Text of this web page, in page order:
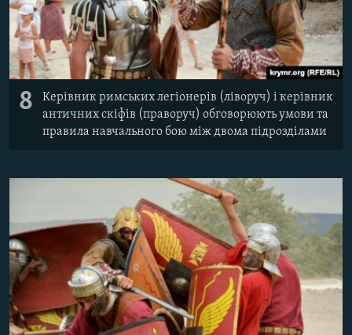
8
Керівник римських легіонерів (ліворуч) і керівник
античних скіфів (праворуч) обговорюють умови та
правила навчального бою між двома підрозділами